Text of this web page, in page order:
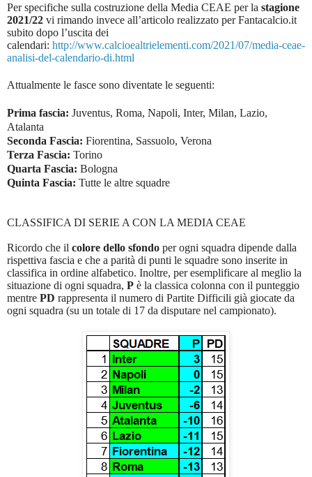
Per specifiche sulla costruzione della Media CEAE per la stagione
2021/22 vi rimando invece all’articolo realizzato per Fantacalcio.it
subito dopo l’uscita dei
calendari: http://www.calcioealtrielementi.com/2021/07/media-ceae-
analisi-del-calendario-di.html
Attualmente le fasce sono diventate le seguenti:
Prima fascia: Juventus, Roma, Napoli, Inter, Milan, Lazio,
Atalanta
Seconda Fascia: Fiorentina, Sassuolo, Verona
Terza Fascia: Torino
Quarta Fascia: Bologna
Quinta Fascia: Tutte le altre squadre
CLASSIFICA DI SERIE A CON LA MEDIA CEAE
Ricordo che il colore dello sfondo per ogni squadra dipende dalla
rispettiva fascia e che a parità di punti le squadre sono inserite in
classifica in ordine alfabetico. Inoltre, per esemplificare al meglio la
situazione di ogni squadra, P è la classica colonna con il punteggio
mentre PD rappresenta il numero di Partite Difficili già giocate da
ogni squadra (su un totale di 17 da disputare nel campionato).